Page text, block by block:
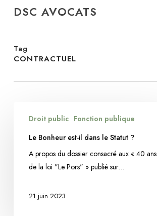
content
DSC AVOCATS
Tag
CONTRACTUEL
Droit public Fonction publique
Le Bonheur est-il dans le Statut ?
A propos du dossier consacré aux « 40 ans
de la loi "Le Pors" » publié sur…
21 juin 2023